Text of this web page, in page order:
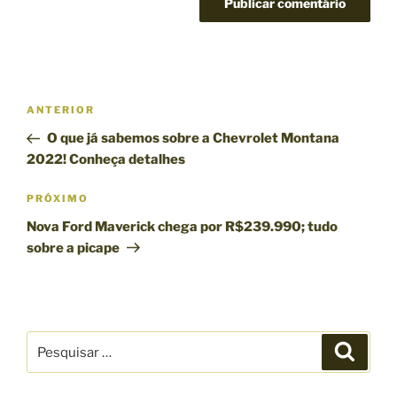
N
v
g
a
ç
P
P
o
s
a
n
ANTERIOR
O que já sabemos sobre a Chevrolet Montana
2022! Conheça detalhes
P
r
ó
o
PRÓXIMO
Nova Ford Maverick chega por R$239.990; tudo
sobre a picape
s